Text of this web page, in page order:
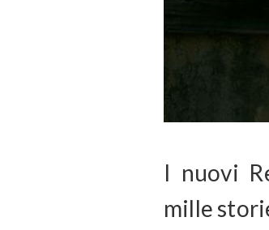
I nuovi
mille